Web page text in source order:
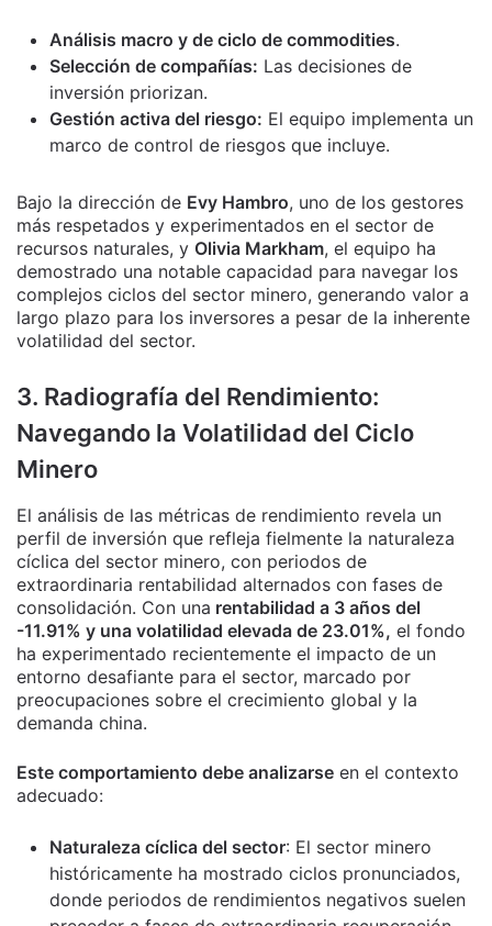
Análisis macro y de ciclo de commodities.
Selección de compañías: Las decisiones de
inversión priorizan.
Gestión activa del riesgo: El equipo implementa un
marco de control de riesgos que incluye.
Bajo la dirección de Evy Hambro, uno de los gestores
más respetados y experimentados en el sector de
recursos naturales, y Olivia Markham, el equipo ha
demostrado una notable capacidad para navegar los
complejos ciclos del sector minero, generando valor a
largo plazo para los inversores a pesar de la inherente
volatilidad del sector.
3. Radiografía del Rendimiento:
Navegando la Volatilidad del Ciclo
Minero
El análisis de las métricas de rendimiento revela un
perfil de inversión que refleja fielmente la naturaleza
cíclica del sector minero, con periodos de
extraordinaria rentabilidad alternados con fases de
consolidación. Con una rentabilidad a 3 años del
-11.91% y una volatilidad elevada de 23.01%, el fondo
ha experimentado recientemente el impacto de un
entorno desafiante para el sector, marcado por
preocupaciones sobre el crecimiento global y la
demanda china.
Este comportamiento debe analizarse en el contexto
adecuado:
Naturaleza cíclica del sector: El sector minero
históricamente ha mostrado ciclos pronunciados,
donde periodos de rendimientos negativos suelen